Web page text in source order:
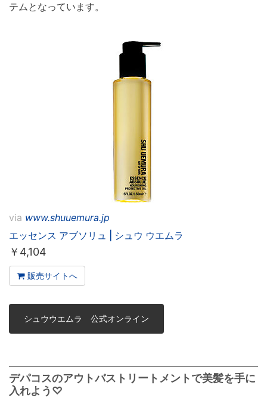
テムとなっています。
via www.shuuemura.jp
エッセンス アブソリュ | シュウ ウエムラ
￥ 4,104
販売サイトへ
シュウウエムラ 公式オンライン
デパコスのアウトバストリートメントで美髪を手に
入れよう♡